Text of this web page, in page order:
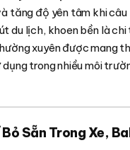
tăng độ yên tâm khi câu
du lịch, khoen bền là
xuyên được mang
dụng trong nhiều môi
Sẵn Trong Xe,